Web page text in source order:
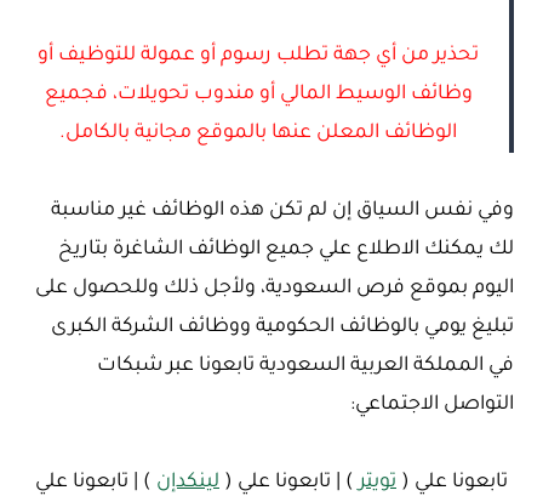
تحذير من أي جهة تطلب رسوم أو عمولة للتوظيف أو
وظائف الوسيط المالي أو مندوب تحويلات، فجميع
الوظائف المعلن عنها بالموقع مجانية بالكامل.
وفي نفس السياق إن لم تكن هذه الوظائف غير مناسبة
لك يمكنك الاطلاع علي جميع الوظائف الشاغرة بتاريخ
اليوم بموقع فرص السعودية، ولأجل ذلك وللحصول على
تبليغ يومي بالوظائف الحكومية ووظائف الشركة الكبرى
في المملكة العربية السعودية تابعونا عبر شبكات
التواصل الاجتماعي:
تابعونا علي ( تويتر ) | تابعونا علي ( لينكدإن ) | تابعونا علي